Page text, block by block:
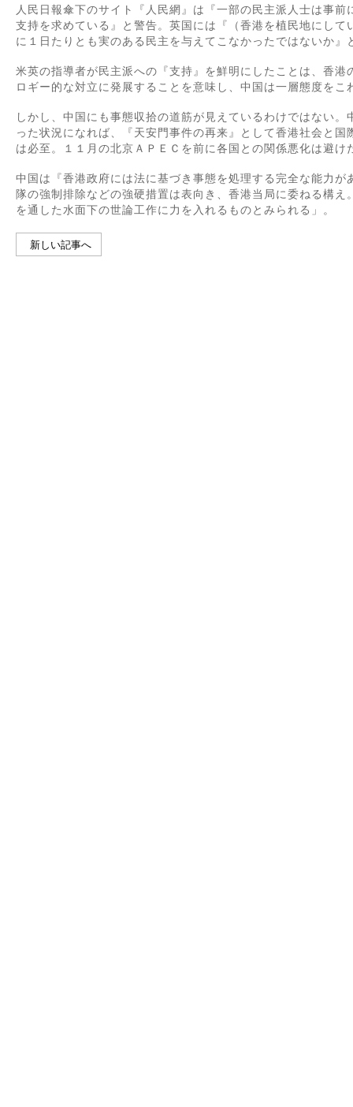
人民日報傘下のサイト『人民網』は『一部の民主派人士は事
支持を求めている』と警告。英国には『（香港を植民地にし
に１日たりとも実のある民主を与えてこなかったではないか』
米英の指導者が民主派への『支持』を鮮明にしたことは、香
ロギー的な対立に発展することを意味し、中国は一層態度をこ
しかし、中国にも事態収拾の道筋が見えているわけではない
った状況になれば、『天安門事件の再来』として香港社会と
は必至。１１月の北京ＡＰＥＣを前に各国との関係悪化は避け
中国は『香港政府には法に基づき事態を処理する完全な能力
隊の強制排除などの強硬措置は表向き、香港当局に委ねる構
を通した水面下の世論工作に力を入れるものとみられる」。
新しい記事へ